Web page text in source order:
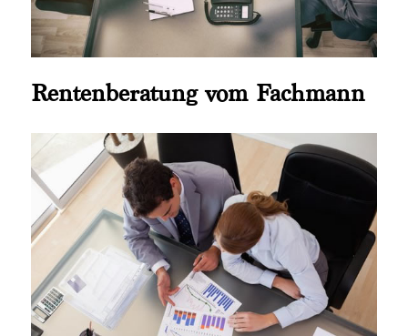
Rentenberatung vom Fachmann